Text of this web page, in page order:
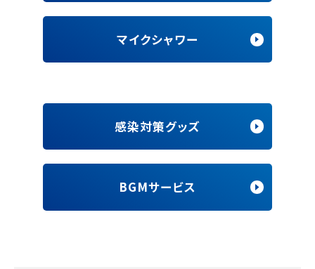
マイクシャワー
感染対策グッズ
BGMサービス